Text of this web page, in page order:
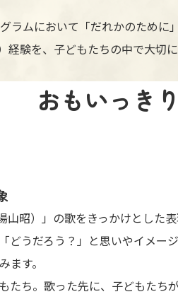
ラムにおいて「だれかのため
験を、子どもたちの中で大切
おもいっき
山昭）」の歌をきっかけとした
どうだろう？」と思いやイメー
す。
たち。歌った先に、子どもたち